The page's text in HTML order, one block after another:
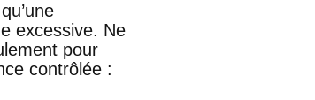
excessive. Ne
pour
contrôlée :